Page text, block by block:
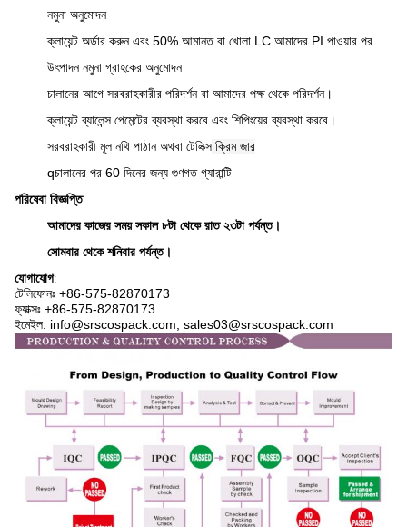
নমুনা অনুমোদন
ক্লায়েন্ট অর্ডার করুন এবং 50% আমানত বা খোলা LC আমাদের PI পাওয়ার পর
উৎপাদন নমুনা গ্রাহকের অনুমোদন
চালানের আগে সরবরাহকারীর পরিদর্শন বা আমাদের পক্ষ থেকে পরিদর্শন।
ক্লায়েন্ট ব্যালেন্স পেমেন্টের ব্যবস্থা করবে এবং শিপিংয়ের ব্যবস্থা করবে।
সরবরাহকারী মূল নথি পাঠান অথবা টেলিক্স ক্রিম জার
qচালানের পর 60 দিনের জন্য গুণগত গ্যারান্টি
পরিষেবা বিজ্ঞপ্তি
আমাদের কাজের সময় সকাল ৮টা থেকে রাত ২৩টা পর্যন্ত।
সোমবার থেকে শনিবার পর্যন্ত।
যোগাযোগ:
টেলিফোনঃ +86-575-82870173
ফ্যাক্সঃ +86-575-82870173
ইমেইল: info@srscospack.com; sales03@srscospack.com